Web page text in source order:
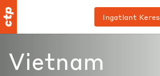
Ingatlant Keres
Vietnam